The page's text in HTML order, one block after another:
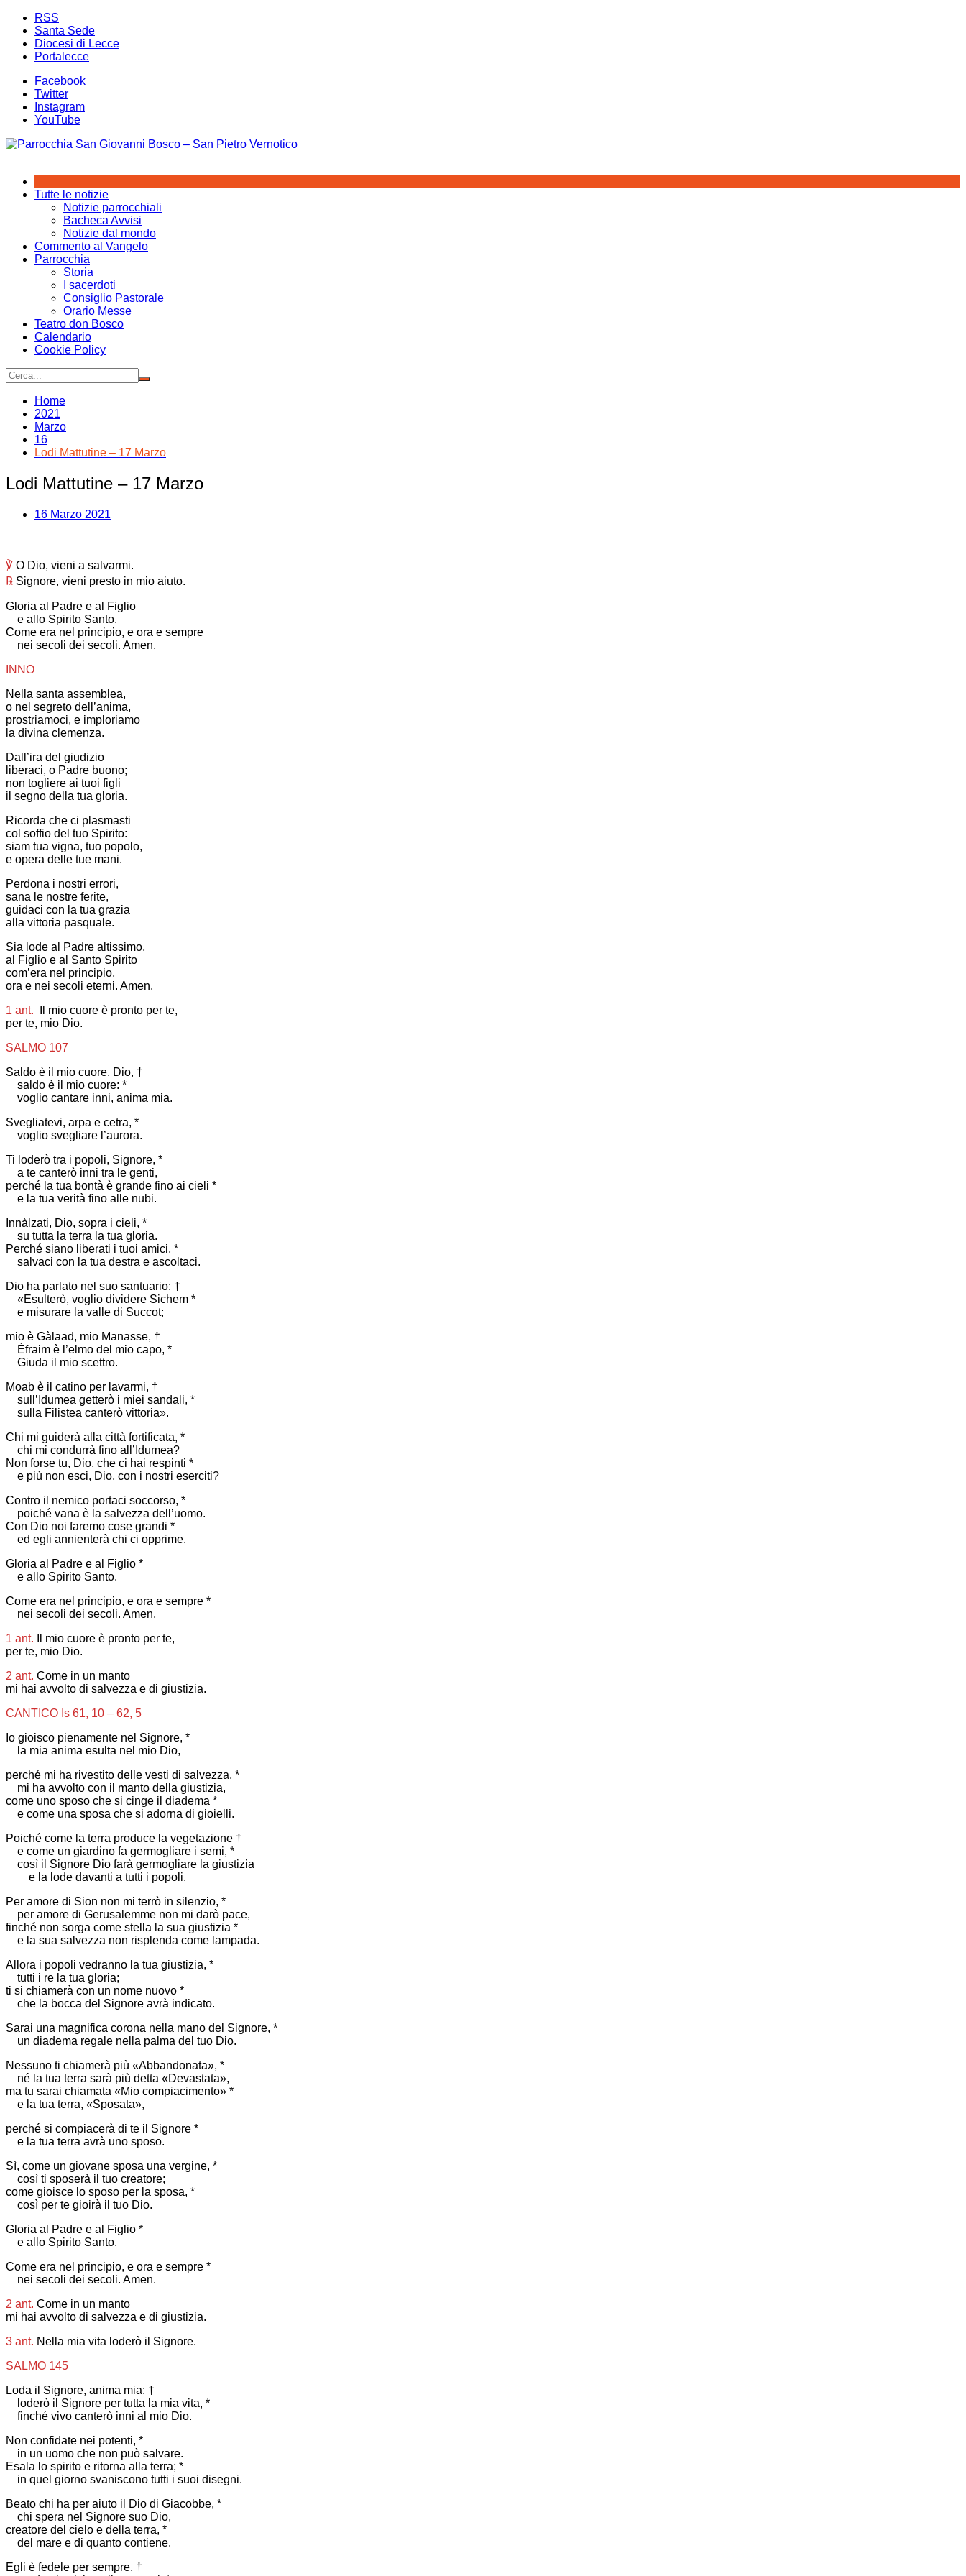
Salta
contenuto
RSS
Santa Sede
Diocesi di Lecce
Portalecce
Facebook
Twitter
Instagram
YouTube
Tutte le notizie
Notizie parrocchiali
Bacheca Avvisi
Notizie dal mondo
Commento al Vangelo
Parrocchia
Storia
I sacerdoti
Consiglio Pastorale
Orario Messe
Teatro don Bosco
Calendario
Cookie Policy
Home
2021
Marzo
16
Lodi Mattutine – 17 Marzo
Lodi Mattutine – 17 Marzo
16 Marzo 2021
℣ O Dio, vieni a salvarmi.
℞ Signore, vieni presto in mio aiuto.
Gloria al Padre e al Figlio
e allo Spirito Santo.
Come era nel principio, e ora e sempre
nei secoli dei secoli. Amen.
INNO
Nella santa assemblea,
o nel segreto dell’anima,
prostriamoci, e imploriamo
la divina clemenza.
Dall’ira del giudizio
liberaci, o Padre buono;
non togliere ai tuoi figli
il segno della tua gloria.
Ricorda che ci plasmasti
col soffio del tuo Spirito:
siam tua vigna, tuo popolo,
e opera delle tue mani.
Perdona i nostri errori,
sana le nostre ferite,
guidaci con la tua grazia
alla vittoria pasquale.
Sia lode al Padre altissimo,
al Figlio e al Santo Spirito
com’era nel principio,
ora e nei secoli eterni. Amen.
1 ant.
Il mio cuore è pronto per te,
per te, mio Dio.
SALMO 107
Saldo è il mio cuore, Dio, †
saldo è il mio cuore: *
voglio cantare inni, anima mia.
Svegliatevi, arpa e cetra, *
voglio svegliare l’aurora.
Ti loderò tra i popoli, Signore, *
a te canterò inni tra le genti,
perché la tua bontà è grande fino ai cieli *
e la tua verità fino alle nubi.
Innàlzati, Dio, sopra i cieli, *
su tutta la terra la tua gloria.
Perché siano liberati i tuoi amici, *
salvaci con la tua destra e ascoltaci.
Dio ha parlato nel suo santuario: †
«Esulterò, voglio dividere Sichem *
e misurare la valle di Succot;
mio è Gàlaad, mio Manasse, †
Èfraim è l’elmo del mio capo, *
Giuda il mio scettro.
Moab è il catino per lavarmi, †
sull’Idumea getterò i miei sandali, *
sulla Filistea canterò vittoria».
Chi mi guiderà alla città fortificata, *
chi mi condurrà fino all’Idumea?
Non forse tu, Dio, che ci hai respinti *
e più non esci, Dio, con i nostri eserciti?
Contro il nemico portaci soccorso, *
poiché vana è la salvezza dell’uomo.
Con Dio noi faremo cose grandi *
ed egli annienterà chi ci opprime.
Gloria al Padre e al Figlio *
e allo Spirito Santo.
Come era nel principio, e ora e sempre *
nei secoli dei secoli. Amen.
1 ant.
Il mio cuore è pronto per te,
per te, mio Dio.
2 ant. Come in un manto
mi hai avvolto di salvezza e di giustizia.
CANTICO Is 61, 10 – 62, 5
Io gioisco pienamente nel Signore, *
la mia anima esulta nel mio Dio,
perché mi ha rivestito delle vesti di salvezza, *
mi ha avvolto con il manto della giustizia,
come uno sposo che si cinge il diadema *
e come una sposa che si adorna di gioielli.
Poiché come la terra produce la vegetazione †
e come un giardino fa germogliare i semi, *
così il Signore Dio farà germogliare la giustizia
e la lode davanti a tutti i popoli.
Per amore di Sion non mi terrò in silenzio, *
per amore di Gerusalemme non mi darò pace,
finché non sorga come stella la sua giustizia *
e la sua salvezza non risplenda come lampada.
Allora i popoli vedranno la tua giustizia, *
tutti i re la tua gloria;
ti si chiamerà con un nome nuovo *
che la bocca del Signore avrà indicato.
Sarai una magnifica corona nella mano del Signore, *
un diadema regale nella palma del tuo Dio.
Nessuno ti chiamerà più «Abbandonata», *
né la tua terra sarà più detta «Devastata»,
ma tu sarai chiamata «Mio compiacimento» *
e la tua terra, «Sposata»,
perché si compiacerà di te il Signore *
e la tua terra avrà uno sposo.
Sì, come un giovane sposa una vergine, *
così ti sposerà il tuo creatore;
come gioisce lo sposo per la sposa, *
così per te gioirà il tuo Dio.
Gloria al Padre e al Figlio *
e allo Spirito Santo.
Come era nel principio, e ora e sempre *
nei secoli dei secoli. Amen.
2 ant. Come in un manto
mi hai avvolto di salvezza e di giustizia.
3 ant. Nella mia vita loderò il Signore.
SALMO 145
Loda il Signore, anima mia: †
loderò il Signore per tutta la mia vita, *
finché vivo canterò inni al mio Dio.
Non confidate nei potenti, *
in un uomo che non può salvare.
Esala lo spirito e ritorna alla terra; *
in quel giorno svaniscono tutti i suoi disegni.
Beato chi ha per aiuto il Dio di Giacobbe, *
chi spera nel Signore suo Dio,
creatore del cielo e della terra, *
del mare e di quanto contiene.
Egli è fedele per sempre, †